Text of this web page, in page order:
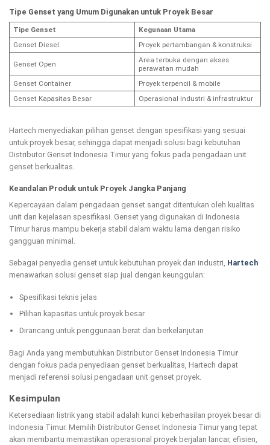
Tipe Genset yang Umum Digunakan untuk Proyek Besar
Tipe Genset
Kegunaan Utama
Genset Diesel
Proyek pertambangan & konstruksi
Genset Open
Area terbuka dengan akses
perawatan mudah
Genset Container
Proyek terpencil & mobile
Genset Kapasitas Besar
Operasional industri & infrastruktur
Hartech menyediakan pilihan genset dengan spesifikasi yang sesuai
untuk proyek besar, sehingga dapat menjadi solusi bagi kebutuhan
Distributor Genset Indonesia Timur yang fokus pada pengadaan unit
genset berkualitas.
Keandalan Produk untuk Proyek Jangka Panjang
Kepercayaan dalam pengadaan genset sangat ditentukan oleh kualitas
unit dan kejelasan spesifikasi. Genset yang digunakan di Indonesia
Timur harus mampu bekerja stabil dalam waktu lama dengan risiko
gangguan minimal.
Sebagai penyedia genset untuk kebutuhan proyek dan industri, Hartech
menawarkan solusi genset siap jual dengan keunggulan:
Spesifikasi teknis jelas
Pilihan kapasitas untuk proyek besar
Dirancang untuk penggunaan berat dan berkelanjutan
Bagi Anda yang membutuhkan Distributor Genset Indonesia Timur
dengan fokus pada penyediaan genset berkualitas, Hartech dapat
menjadi referensi solusi pengadaan unit genset proyek.
Kesimpulan
Ketersediaan listrik yang stabil adalah kunci keberhasilan proyek besar di
Indonesia Timur. Memilih Distributor Genset Indonesia Timur yang tepat
akan membantu memastikan operasional proyek berjalan lancar, efisien,